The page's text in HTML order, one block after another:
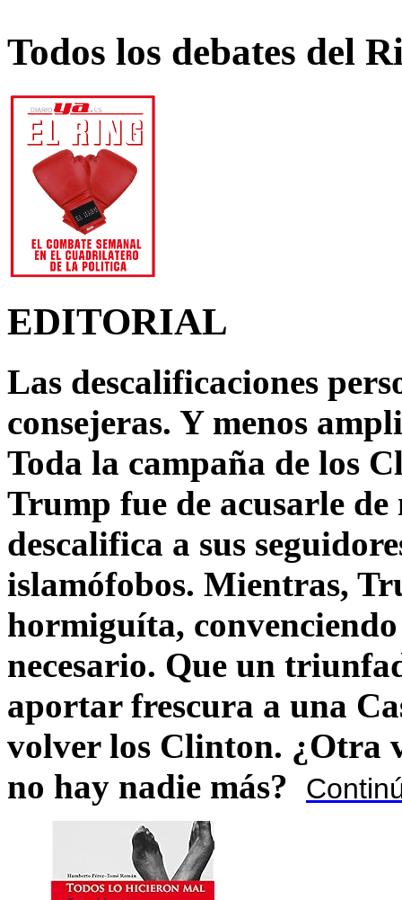
Todos los debates del
EDITORIAL
Las descalificaciones
consejeras. Y menos
Toda la campaña de los
Trump fue de acusarle
descalifica a sus
islamófobos. Mientras,
hormiguíta,
necesario. Que un
aportar frescura a una
volver los Clinton. ¿Otra
no hay nadie más?